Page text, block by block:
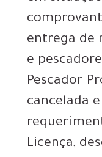
entrega de
e
Pescador
cancelada
Licença,